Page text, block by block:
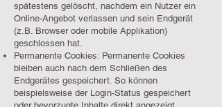
spätestens gelöscht, nachdem ein Nutzer ein
Online-Angebot verlassen und sein Endgerät
(z.B. Browser oder mobile Applikation)
geschlossen hat.
Permanente Cookies: Permanente Cookies
bleiben auch nach dem Schließen des
Endgerätes gespeichert. So können
beispielsweise der Login-Status gespeichert